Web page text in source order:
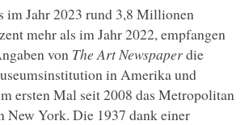
im Jahr 2023 rund 3,8 Millionen
mehr als im Jahr 2022, empfangen
von The Art Newspaperdie
in Amerika und
ersten Mal seit 2008 das Metropolitan
New York. Die 1937 dank einer